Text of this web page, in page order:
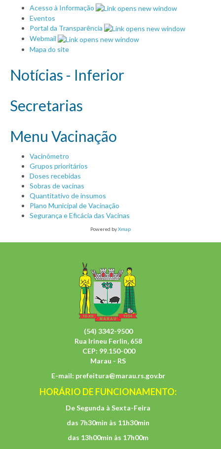
Acesso à Informação
Eventos
Portal da Transparência
Webmail
Mapa do site
Notícias - Inferior
Secretarias
Menu Vacinação
Vacinômetro
Grupos prioritários
Doses recebidas
Sobras de vacinas
Quantitativo de insumos
Plano Municipal de Vacinação
Segurança e Eficácia das Vacinas
Powered byXmap
(54) 3342-9500
Rua Irineu Ferlin, 658
CEP: 99.150-000
Marau - RS
E-mail: prefeitura@marau.rs.gov.br
HORÁRIO DE FUNCIONAMENTO:
De Segunda à Sexta-Feira
das 7h30min às 11h30min
das 13h00min às 17h00m